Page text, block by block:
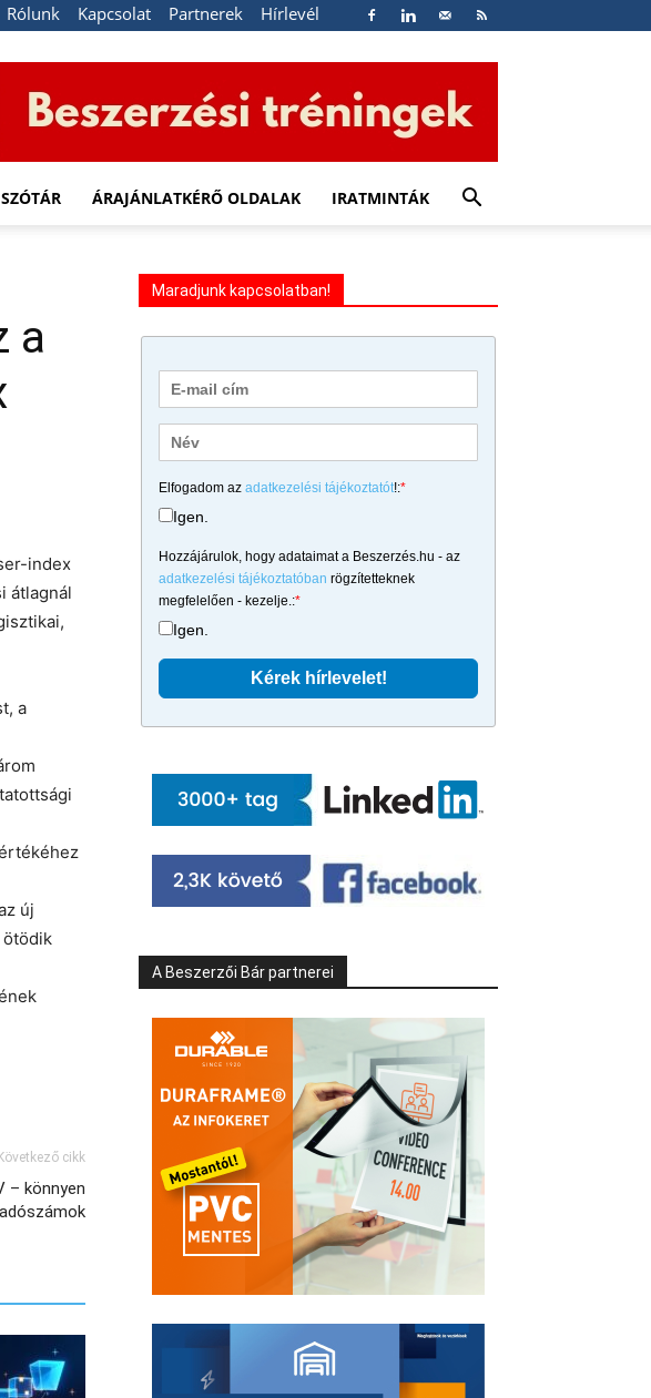
Rólunk Kapcsolat Partnerek Hírlevél
SZÓTÁR ÁRAJÁNLATKÉRŐ OLDALAK IRATMINTÁK
a
index
átlagnál
a
új
ötödik
Következő cikk
– könnyen
Maradjunk kapcsolatban!
Elfogadom az adatkezelési tájékoztatót!:*
Igen.
Hozzájárulok, hogy adataimat a Beszerzés.hu - az
adatkezelési tájékoztatóban rögzítetteknek
megfelelően - kezelje.:*
Igen.
A Beszerzői Bár partnerei